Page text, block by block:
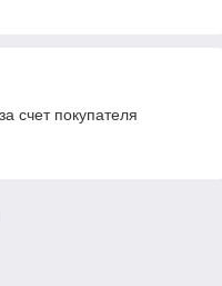
счет покупателя